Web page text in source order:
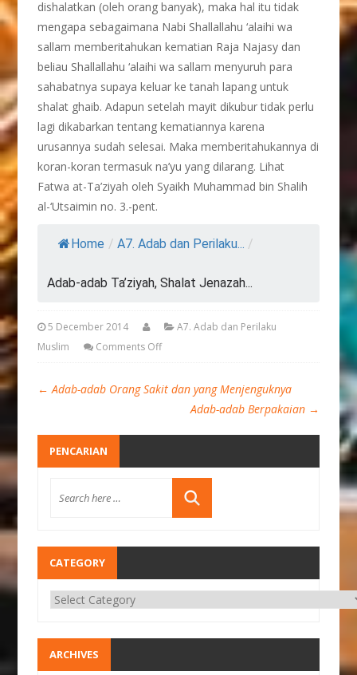
dishalatkan (oleh orang banyak), maka hal itu tidak
mengapa sebagaimana Nabi Shallallahu ‘alaihi wa
sallam memberitahukan kematian Raja Najasy dan
beliau Shallallahu ‘alaihi wa sallam menyuruh para
sahabatnya supaya keluar ke tanah lapang untuk
shalat ghaib. Adapun setelah mayit dikubur tidak perlu
lagi dikabarkan tentang kematiannya karena
urusannya sudah selesai. Maka memberitahukannya di
koran-koran termasuk na’yu yang dilarang. Lihat
Fatwa at-Ta’ziyah oleh Syaikh Muhammad bin Shalih
al-‘Utsaimin no. 3.-pent.
Home / A7. Adab dan Perilaku... /
Adab-adab Ta’ziyah, Shalat Jenazah...
5 December 2014
A7. Adab dan Perilaku
Muslim
Comments Off
← Adab-adab Orang Sakit dan yang Menjenguknya
Adab-adab Berpakaian →
PENCARIAN
CATEGORY
ARCHIVES